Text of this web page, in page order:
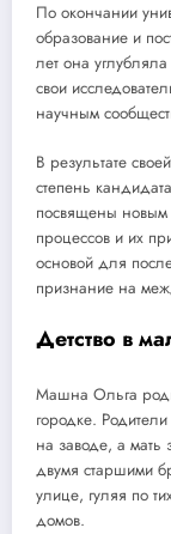
По окончании
образование и
лет она
свои
научным
В результате
степень
посвящены новым
процессов и их
основой для
признание на
Детство в
Машна Ольга
городке.
на заводе, а мать
двумя старшими
улице, гуляя по
домов.